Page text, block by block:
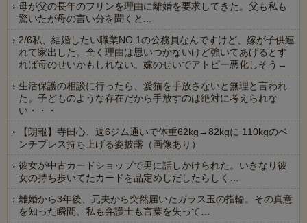
母が父の長年のフリンを理由に離婚を要求してきた。父も私も
驚いたが母の言い分を聞くと...
2/6私、結婚したい職業NO.1の公務員なんですけど、嫁が子供連
れて家出した。全く理由は思いつかないけど強いてあげるとす
れば母のせいかもしれない。嫁のせいでアトピー悪化しそう→
生活保護の相談に行ったら、愛猫を手放さないと無理と言われ
た。子どものような存在だから手放すのは絶対に考えられな
い・・・
【朗報】寺田心、週6ジム通いで体重62kg→82kgに 110kgのベ
ンチプレス持ち上げる姿披露（画像あり）
彼女が中古カードショップで男に話しかけられた。いきなり彼
女の持ち歩いてたカードを品定めしだしたらしく…
離婚から3年後、元夫から突然届いたガラス玉の指輪。その真意
を知った瞬間、私も弁護士も言葉を失って…